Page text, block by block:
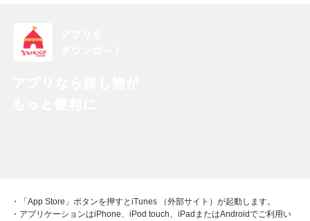
・「App Store」ボタンを押すとiTunes （外部サイト）が起動します。
・アプリケーションはiPhone、iPod touch、iPadまたはAndroidでご利用い